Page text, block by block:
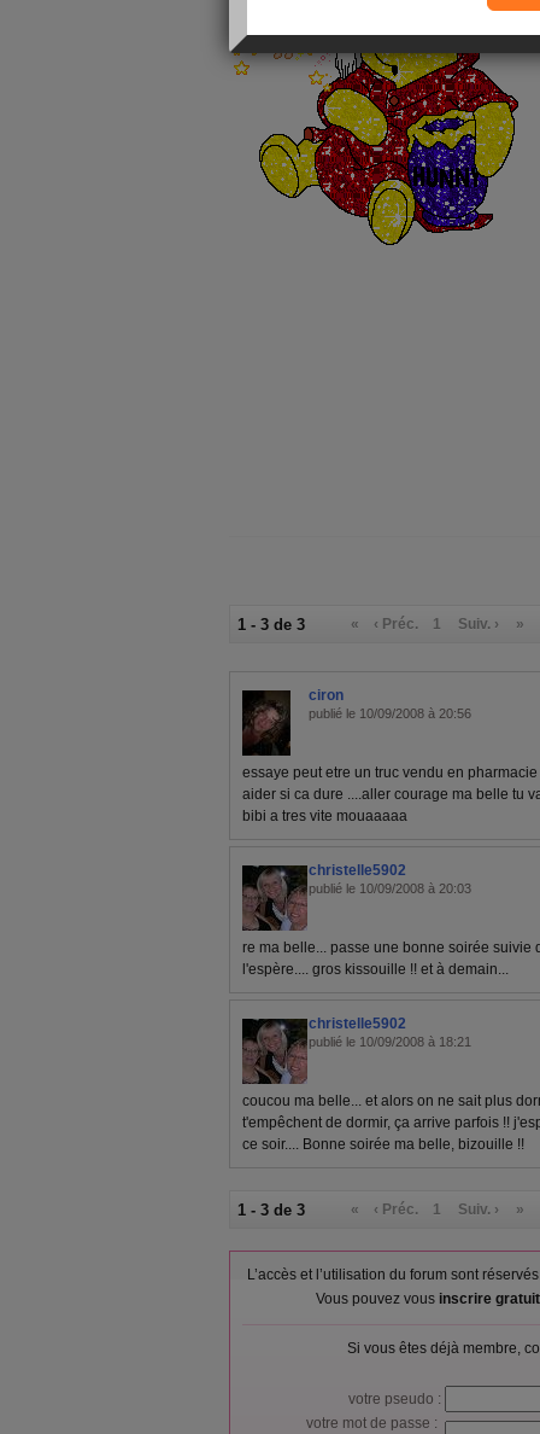
1 - 3 de 3 « ‹ Préc. 1 Suiv. › »
ciron
publié le 10/09/2008 à 20:56
essaye peut etre un truc vendu en
aider si ca dure ....aller courage ma belle tu
bibi a tres vite mouaaaaa
christelle5902
publié le 10/09/2008 à 20:03
re ma belle... passe une bonne soirée suivie
l'espère.... gros kissouille !! et à demain...
christelle5902
publié le 10/09/2008 à 18:21
coucou ma belle... et alors on ne sait plus
t'empêchent de dormir, ça arrive parfois !!
ce soir.... Bonne soirée ma belle, bizouille !!
1 - 3 de 3 « ‹ Préc. 1 Suiv. › »
L’accès et l’utilisation du forum sont
Vous pouvez vous inscrire
Si vous êtes déjà membre,
votre pseudo :
votre mot de passe :